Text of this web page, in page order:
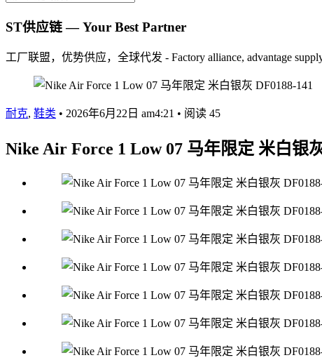
ST供应链 — Your Best Partner
工厂联盟，优势供应，全球代发 - Factory alliance, advantage
耐克, 鞋类 • 2026年6月22日 am4:21 • 阅读 45
Nike Air Force 1 Low 07 马年限定 米白银